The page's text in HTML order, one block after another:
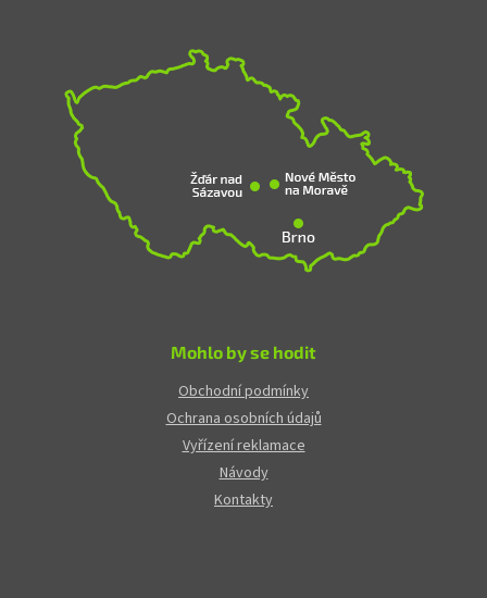
Mohlo by se hodit
Obchodní podmínky
Ochrana osobních údajů
Vyřízení reklamace
Návody
Kontakty